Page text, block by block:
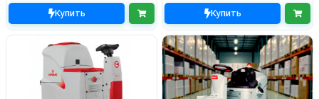
Купить Купить